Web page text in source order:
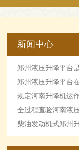
新闻中心
郑州液压升降平台
机械设备
郑州液压升降平台
最受欢迎
规定河南升降机运
障。
全过程查验河南液
柴油发动机式郑州
的优点和缺点